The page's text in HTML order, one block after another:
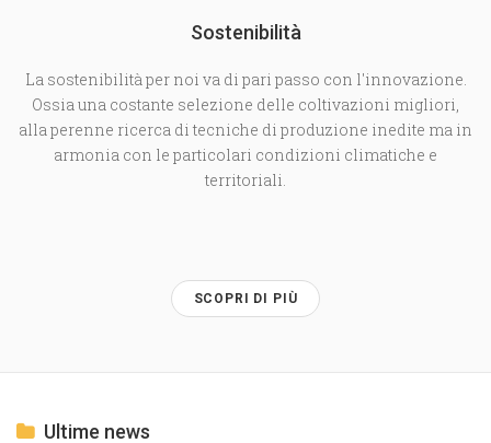
Sostenibilità
La sostenibilità per noi va di pari passo con l'innovazione.
Ossia una costante selezione delle coltivazioni migliori,
alla perenne ricerca di tecniche di produzione inedite ma in
armonia con le particolari condizioni climatiche e
territoriali.
SCOPRI DI PIÙ
Ultime news